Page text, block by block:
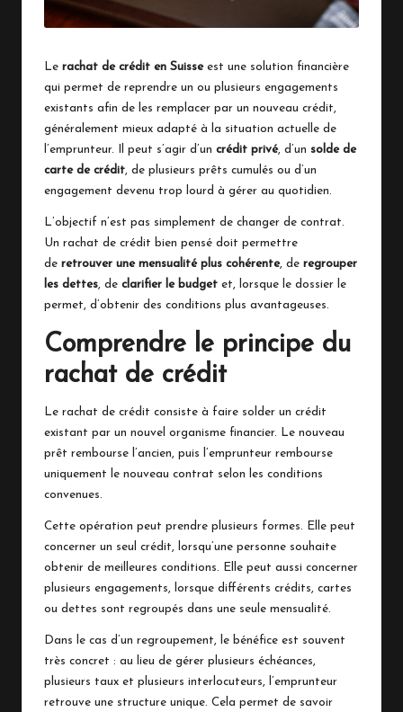
Le rachat de crédit en Suisseest une solution financière
qui permet de reprendre un ou plusieurs engagements
existants afin de les remplacer par un nouveau crédit,
généralement mieux adapté à la situation actuelle de
l’emprunteur. Il peut s’agir d’un crédit privé, d’un solde de
carte de crédit, de plusieurs prêts cumulés ou d’un
engagement devenu trop lourd à gérer au quotidien.
L’objectif n’est pas simplement de changer de contrat.
Un rachat de crédit bien pensé doit permettre
de retrouver une mensualité plus cohérente, de regrouper
les dettes, de clarifier le budget et, lorsque le dossier le
permet, d’obtenir des conditions plus avantageuses.
Comprendre le principe du
rachat de crédit
Le rachat de crédit consiste à faire solder un crédit
existant par un nouvel organisme financier. Le nouveau
prêt rembourse l’ancien, puis l’emprunteur rembourse
uniquement le nouveau contrat selon les conditions
convenues.
Cette opération peut prendre plusieurs formes. Elle peut
concerner un seul crédit, lorsqu’une personne souhaite
obtenir de meilleures conditions. Elle peut aussi concerner
plusieurs engagements, lorsque différents crédits, cartes
ou dettes sont regroupés dans une seule mensualité.
Dans le cas d’un regroupement, le bénéfice est souvent
très concret : au lieu de gérer plusieurs échéances,
plusieurs taux et plusieurs interlocuteurs, l’emprunteur
retrouve une structure unique. Cela permet de savoir